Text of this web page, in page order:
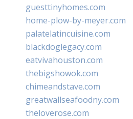
guesttinyhomes.com
home-plow-by-meyer.com
palatelatincuisine.com
blackdoglegacy.com
eatvivahouston.com
thebigshowok.com
chimeandstave.com
greatwallseafoodny.com
theloverose.com